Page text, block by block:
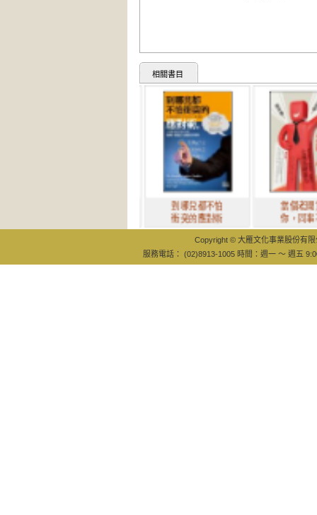
相關書目
到哪兒都不怕
衝突的應對術
當個老闆賞識
你，同事不會
Copyright © 大雁文化事業股份有
服務電話： (02)8913-1005 時間：週一 ～ 週五